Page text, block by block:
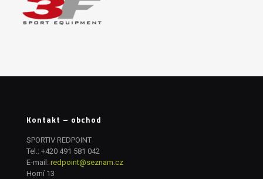
Kontakt – obchod
SPORTIV REDPOINT
Tel.: +420 491 581 042
E-mail: redpoint@seznam.cz
Horní 13